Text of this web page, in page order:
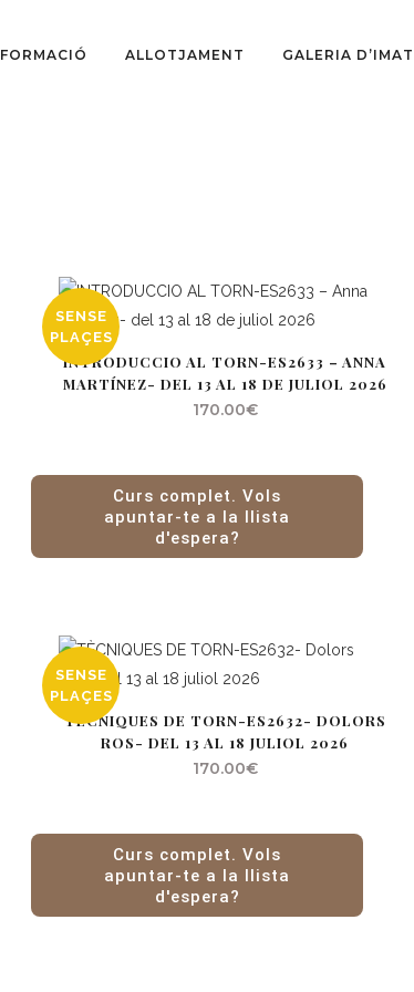
FORMACIÓ ALLOTJAMENT GALERIA
SENSE
PLAÇES
INTRODUCCIO AL TORN-ES2633 – ANNA
MARTÍNEZ- DEL 13 AL 18 DE JULIOL 2026
170.00€
Curs complet. Vols
apuntar-te a la llista
d'espera?
SENSE
PLAÇES
TÈCNIQUES DE TORN-ES2632- DOLORS
ROS- DEL 13 AL 18 JULIOL 2026
170.00€
Curs complet. Vols
apuntar-te a la llista
d'espera?